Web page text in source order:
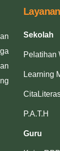
Layanan
Sekolah
Pelatihan
Learning
P.A.T.H
Guru